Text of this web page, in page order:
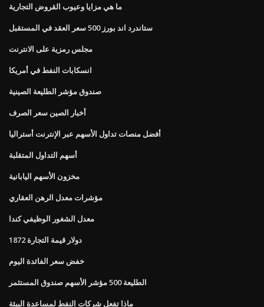
ما هي مزايا وعيوب القروض التجارية
ستاندرد اند بورز 500 سعر العقد في المستقبل
مجلس رمزية على الانترنت
انسكابات النفط في أمريكا
صندوق مؤشر الطليعة الصينية
أخبار الصين سعر الصرف
أفضل منصات تداول الأسهم عبر الإنترنت أستراليا
أسهم التداول المتقلبة
مخزون الأسهم اليابانية
مؤشرات معدل الرهن العقاري
معدل الشغور الوظيفي كندا
1872 دولار قيمة التجارة
خفض سعر الفائدة اليوم
الطليعة 500 مؤشر الأسهم صندوق المستثمر
ماذا تفعل شركات النفط لمساعدة البيئة